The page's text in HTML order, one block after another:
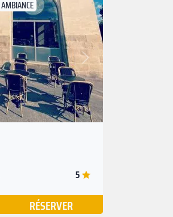
AMBIANCE
Suivant
5
RÉSERVER